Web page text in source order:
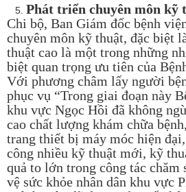
Phát triển chuyên môn kỹ
Chi bộ, Ban Giám đốc bệnh
chuyên môn kỹ thuật, đặc biệt
thuật cao là một trong những
biệt quan trọng ưu tiên của
Với phương châm lấy người
phục vụ “Trong giai đoạn này
khu vực Ngọc Hồi đã không
cao chất lượng khám chữa
trang thiết bị máy móc hiện
công nhiều kỹ thuật mới, kỹ
quả to lớn trong công tác chăm
vệ sức khỏe nhân dân khu vực